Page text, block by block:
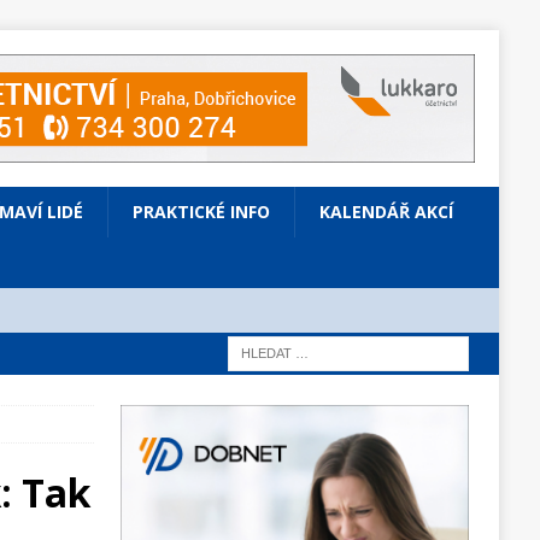
LIDÉ PRAKTICKÉ INFO KALENDÁŘ AKCÍ
Tak